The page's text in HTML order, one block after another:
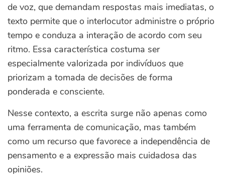
de voz, que demandam respostas mais imediatas, o
texto permite que o interlocutor administre o próprio
tempo e conduza a interação de acordo com seu
ritmo. Essa característica costuma ser
especialmente valorizada por indivíduos que
priorizam a tomada de decisões de forma
ponderada e consciente.
Nesse contexto, a escrita surge não apenas como
uma ferramenta de comunicação, mas também
como um recurso que favorece a independência de
pensamento e a expressão mais cuidadosa das
opiniões.